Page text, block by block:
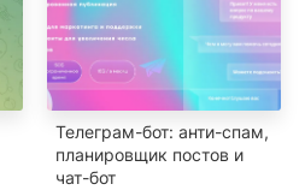
Телеграм-бот: анти-спам,
планировщик постов и
чат-бот